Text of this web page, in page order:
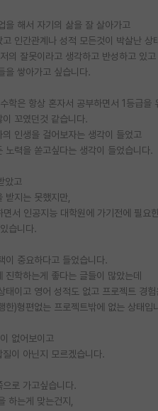
을 해서 자기의 삶을 잘 살아가고
인간관계나 성적 모든것이 박살난 상
의 잘못이라고 생각하고 반성하고 있고
을 쌓아가고 싶습니다.
학은 항상 혼자서 공부하면서 1등급을
꼬였던것 같습니다.
인생을 걸어보자는 생각이 들었고
력을 쏟고싶다는 생각이 들었습니다.
았고
지는 못했지만,
서 인공지능 대학원에 가기전에 필요
습니다.
이 중요하다고 들었습니다.
학하는게 좋다는 글들이 많았는데
태이고 영어 성적도 없고 프로젝트 경험
)형편없는 프로젝트밖에 없는 상태입
없어보이고
이 아닌지 모르겠습니다.
로 가고싶습니다.
하는게 맞는건지,